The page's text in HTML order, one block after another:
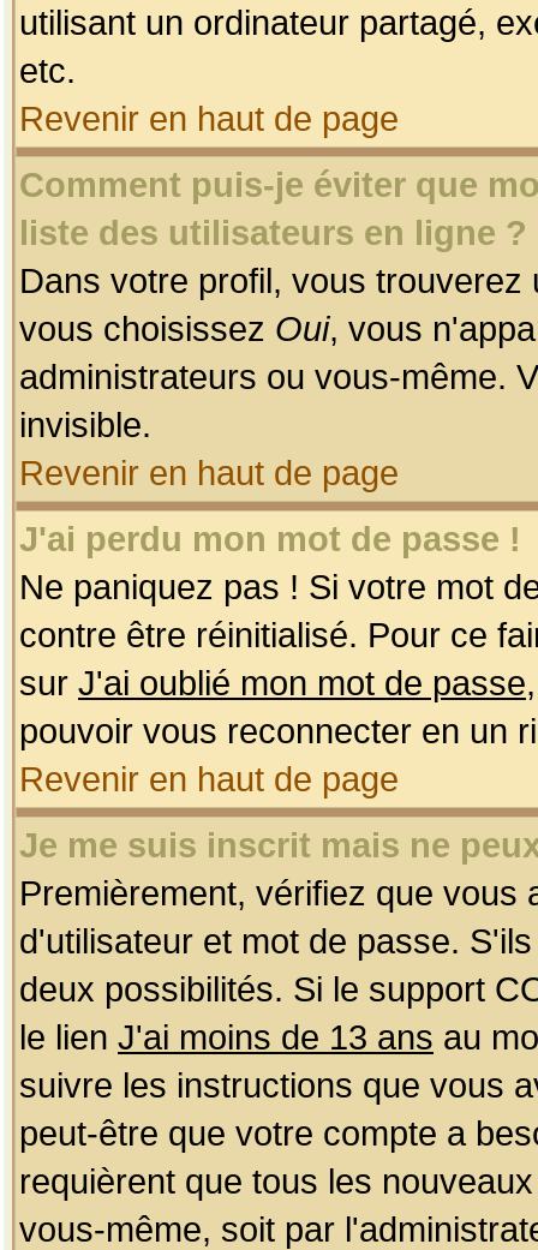
utilisant un ordinateur partagé,
etc.
Revenir en haut de page
Comment puis-je éviter que
liste des utilisateurs en ligne ?
Dans votre profil, vous
vous choisissez Oui, vous
administrateurs ou vous-même.
invisible.
Revenir en haut de page
J'ai perdu mon mot de passe !
Ne paniquez pas ! Si votre mot
contre être réinitialisé. Pour ce
sur J'ai oublié mon mot de passe
pouvoir vous reconnecter en un
Revenir en haut de page
Je me suis inscrit mais ne
Premièrement, vérifiez que
d'utilisateur et mot de passe.
deux possibilités. Si le support
le lien J'ai moins de 13 ans au
suivre les instructions que vous
peut-être que votre compte a
requièrent que tous les
vous-même, soit par